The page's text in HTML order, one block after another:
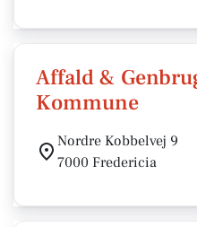
Affald &
Kommune
Nordre Kobbelvej 9
7000 Fredericia